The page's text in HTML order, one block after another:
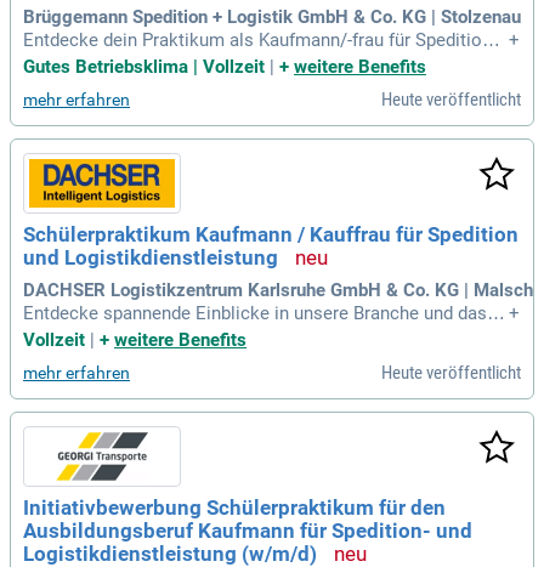
Brüggemann Spedition + Logistik GmbH & Co. KG | Stolzenau
Entdecke dein Praktikum als Kaufmann/-frau für Spedition u
nd Logistikdienstleistung (m/w/d) und bringe Bewegung in d
ie Supermarktregale gelangen und Transporte effektiv gepla
nt werden. Dieses spannende Praktikum bietet dir einen tief
en Einblick in die faszinierende Welt der Logistik. Bei uns bi
st du aktiv Teil des Teams und lernst, dass Logistik weit me
hr ist, als nur LKW von A nach B zu schicken. Wenn du eine
Schule besuchst und teamfähig bist, dann bewirb dich jetzt!
Starte deine Karriere in der Logistik und gewinne wertvolle p
raktische Erfahrungen!
+
Gutes Betriebsklima | Vollzeit
+ weitere Benefits
mehr erfahren Heute veröffentlicht
Schülerpraktikum Kaufmann / Kauffrau für Spedition
und Logistikdienstleistung
DACHSER Logistikzentrum Karlsruhe GmbH & Co. KG | Malsch
Entdecke spannende Einblicke in unsere Branche und das U
nternehmen! Bei Fragen steht dir Frau Viola Riegger gerne p
gung. Tauche ein in deine Zukunft!
+
Vollzeit | + weitere Benefits
mehr erfahren Heute veröffentlicht
Initiativbewerbung Schülerpraktikum für den
Ausbildungsberuf Kaufmann für Spedition- und
Logistikdienstleistung (w/m/d)